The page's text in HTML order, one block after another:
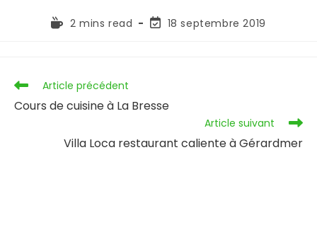
2 mins read 18 septembre 2019
Article précédent
Cours de cuisine à La Bresse
Article suivant
Villa Loca restaurant caliente à Gérardmer